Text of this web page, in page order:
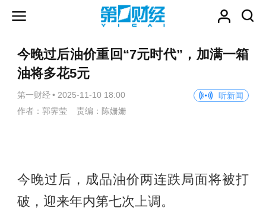
今晚过后油价重回“7元时代”，加满一箱
油将多花5元
第一财经 • 2025-11-10 18:00
听新闻
作者：郭霁莹 责编：陈姗姗
今晚过后，成品油价两连跌局面将被打
破，迎来年内第七次上调。